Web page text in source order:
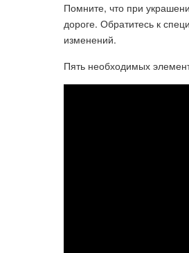
Помните, что при
дороге. Обратитесь к
изменений.
Пять необходимых